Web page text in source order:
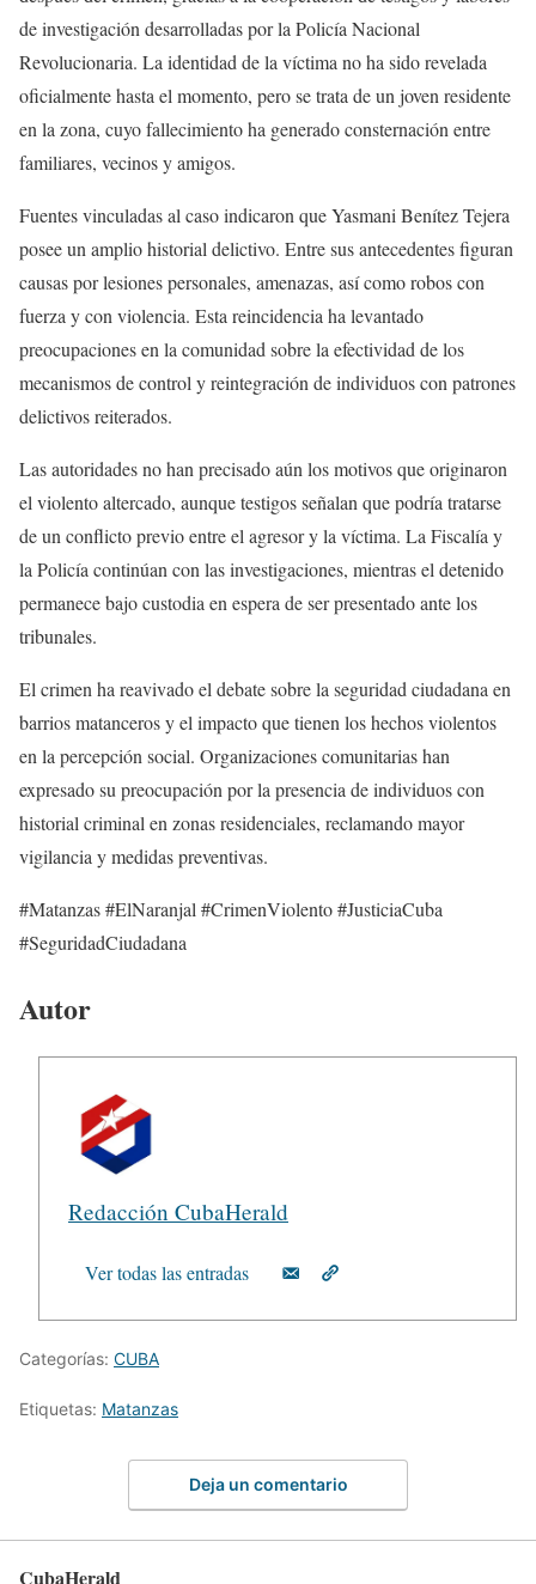
de investigación desarrolladas por la Policía Nacional
Revolucionaria. La identidad de la víctima no ha sido revelada
oficialmente hasta el momento, pero se trata de un joven residente
en la zona, cuyo fallecimiento ha generado consternación entre
familiares, vecinos y amigos.
Fuentes vinculadas al caso indicaron que Yasmani Benítez Tejera
posee un amplio historial delictivo. Entre sus antecedentes figuran
causas por lesiones personales, amenazas, así como robos con
fuerza y con violencia. Esta reincidencia ha levantado
preocupaciones en la comunidad sobre la efectividad de los
mecanismos de control y reintegración de individuos con patrones
delictivos reiterados.
Las autoridades no han precisado aún los motivos que originaron
el violento altercado, aunque testigos señalan que podría tratarse
de un conflicto previo entre el agresor y la víctima. La Fiscalía y
la Policía continúan con las investigaciones, mientras el detenido
permanece bajo custodia en espera de ser presentado ante los
tribunales.
El crimen ha reavivado el debate sobre la seguridad ciudadana en
barrios matanceros y el impacto que tienen los hechos violentos
en la percepción social. Organizaciones comunitarias han
expresado su preocupación por la presencia de individuos con
historial criminal en zonas residenciales, reclamando mayor
vigilancia y medidas preventivas.
#Matanzas #ElNaranjal #CrimenViolento #JusticiaCuba
#SeguridadCiudadana
Autor
Redacción CubaHerald
Ver todas las entradas
Categorías: CUBA
Etiquetas: Matanzas
Deja un comentario
CubaHerald